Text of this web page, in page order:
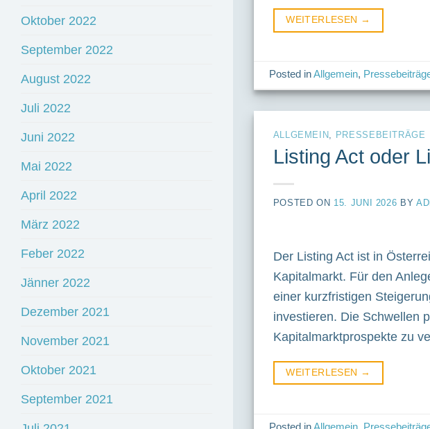
Oktober 2022
September 2022
August 2022
Juli 2022
Juni 2022
Mai 2022
April 2022
März 2022
Feber 2022
Jänner 2022
Dezember 2021
November 2021
Oktober 2021
September 2021
WEITERLESEN →
Posted inAllgemein,
ALLGEMEIN PRESSEBEITRÄGE
Listing Act oder
POSTED ON 15. JUNI 2026 BY
Der Listing Act ist in
Kapitalmarkt. Für den
einer kurzfristigen
investieren. Die Schwellen
Kapitalmarktprospekte zu
WEITERLESEN →